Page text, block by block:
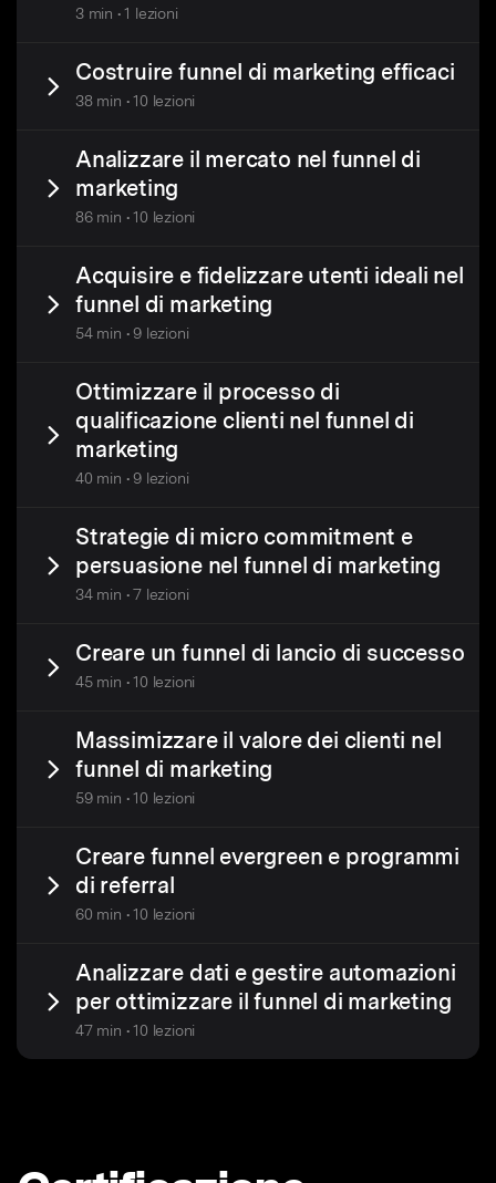
3 min • 1 lezioni
Costruire funnel di marketing efficaci
38 min • 10 lezioni
Analizzare il mercato nel funnel di
marketing
86 min • 10 lezioni
Acquisire e fidelizzare utenti ideali nel
funnel di marketing
54 min • 9 lezioni
Ottimizzare il processo di
qualificazione clienti nel funnel di
marketing
40 min • 9 lezioni
Strategie di micro commitment e
persuasione nel funnel di marketing
34 min • 7 lezioni
Creare un funnel di lancio di successo
45 min • 10 lezioni
Massimizzare il valore dei clienti nel
funnel di marketing
59 min • 10 lezioni
Creare funnel evergreen e programmi
di referral
60 min • 10 lezioni
Analizzare dati e gestire automazioni
per ottimizzare il funnel di marketing
47 min • 10 lezioni